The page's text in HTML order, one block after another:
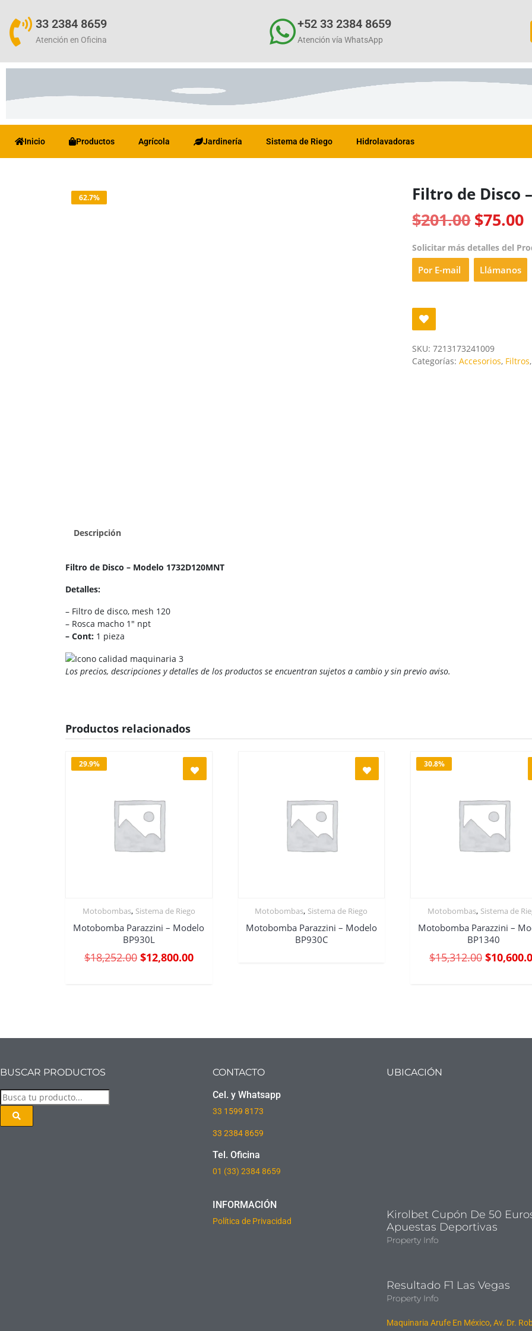
33 2384 8659
Atención en Oficina
+52 33 2384 8659
Atención vía WhatsApp
Inicio Productos Agrícola Jardinería Sistema de Riego Hidrolavadoras
62.7% Filtro de Disco
$201.00 $75.00
Solicitar más detalles del
Por E-mail Llámanos
SKU:7213173241009
Categorías:Accesorios, Filtros
Descripción
Filtro de Disco – Modelo 1732D120MNT
Detalles:
– Filtro de disco, mesh 120
– Rosca macho 1″ npt
– Cont: 1 pieza
Los precios, descripciones y detalles de los productos se encuentran sujetos a cambio y sin previo aviso.
Productos relacionados
29.9%
Motobombas, Sistema de Riego
Motobomba Parazzini – Modelo
BP930L
$18,252.00 $12,800.00
Motobombas, Sistema de Riego
Motobomba Parazzini – Modelo
BP930C
30.8%
Motobombas, Sistema de
Motobomba Parazzini –
BP1340
$15,312.00 $
BUSCAR PRODUCTOS
CONTACTO
Cel. y Whatsapp
33 1599 8173
33 2384 8659
Tel. Oficina
01 (33) 2384 8659
INFORMACIÓN
Política de Privacidad
UBICACIÓN
Kirolbet Cupón De 50
Apuestas Deportivas
Property Info
Resultado F1 Las Vegas
Property Info
Maquinaria Arufe En México, Av. Dr.